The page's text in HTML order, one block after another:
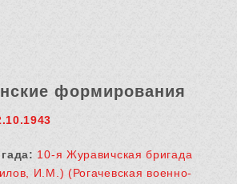
формирования
10-я Журавичская бригада
И.М.) (Рогачевская военно-